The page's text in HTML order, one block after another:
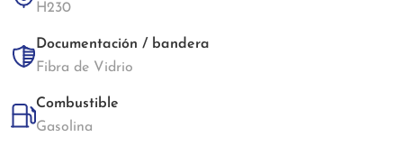
H230
Documentación / bandera
Fibra de Vidrio
Combustible
Gasolina